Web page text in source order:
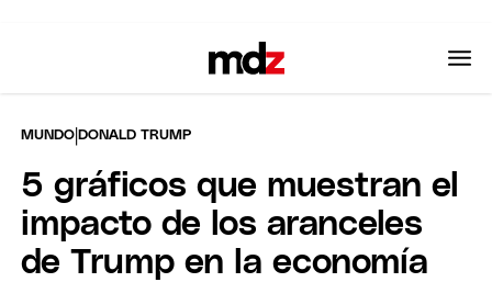
MUNDO |DONALD TRUMP
5 gráficos que muestran el
impacto de los aranceles
de Trump en la economía